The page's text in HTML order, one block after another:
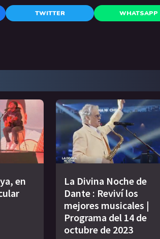
TWITTER WHATSAPP
en
La Divina Noche de
Dante : Reviví los
mejores musicales |
Programa del 14 de
octubre de 2023